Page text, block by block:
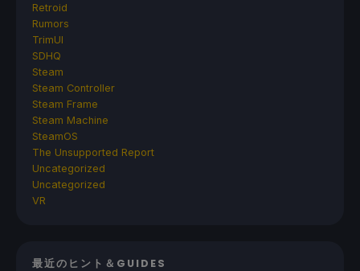
Retroid
Rumors
TrimUI
SDHQ
Steam
Steam Controller
Steam Frame
Steam Machine
SteamOS
The Unsupported Report
Uncategorized
Uncategorized
VR
最近のヒント＆GUIDES